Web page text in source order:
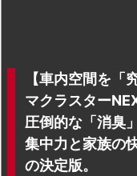
【車内空間を「
マクラスター
圧倒的な「消臭
集中力と家族の
の決定版。